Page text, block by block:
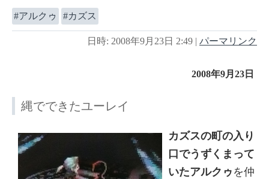
アルクゥ カズス
日時: 2008年9月23日 2:49 | パーマリンク
2008年9月23日
縄でできたユーレイ
カズスの町の入り
口でうずくまって
いたアルクゥ を仲